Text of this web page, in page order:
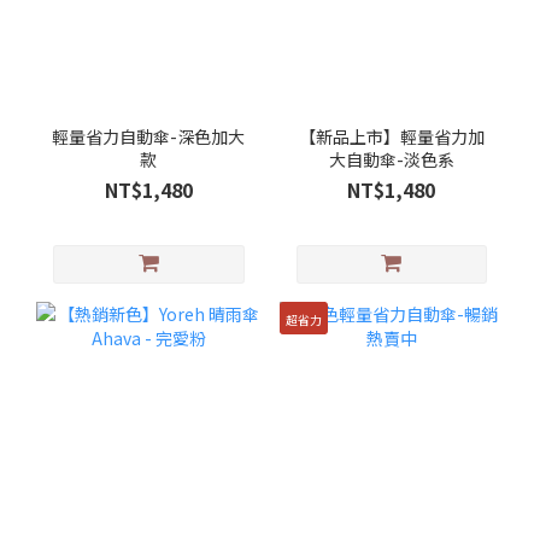
輕量省力自動傘-深色加大
款
NT$1,480
【新品上市】輕量省力加
大自動傘-淡色系
NT$1,480
超省力